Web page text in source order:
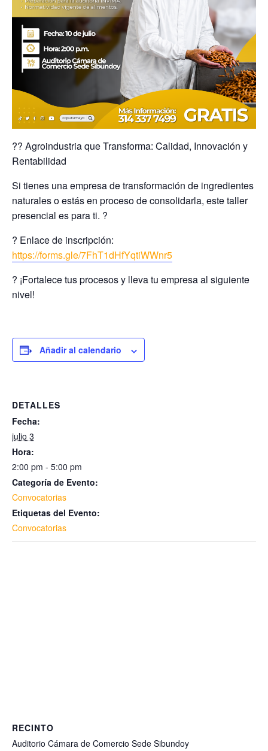
?? Agroindustria que Transforma: Calidad, Innovación y
Rentabilidad
Si tienes una empresa de transformación de ingredientes
naturales o estás en proceso de consolidarla, este taller
presencial es para ti. ?
? Enlace de inscripción:
https://forms.gle/7FhT1dHfYqtiWWnr5
? ¡Fortalece tus procesos y lleva tu empresa al siguiente
nivel!
Añadir al calendario
DETALLES
Fecha:
julio 3
Hora:
2:00 pm - 5:00 pm
Categoría de Evento:
Convocatorias
Etiquetas del Evento:
Convocatorias
RECINTO
Auditorio Cámara de Comercio Sede Sibundoy